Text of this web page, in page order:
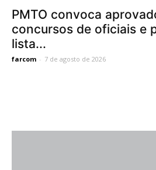
PMTO convoca
concursos de oficiais e
lista...
farcom - 7 de agosto de 2026